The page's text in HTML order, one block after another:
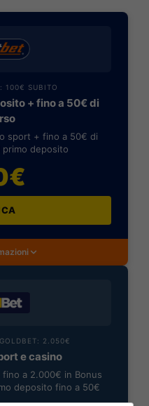
100€ SUBITO
+ fino a 50€ di
sport + fino a 50€ di
deposito
2.050€
e casino
a 2.000€ in Bonus
deposito fino a 50€